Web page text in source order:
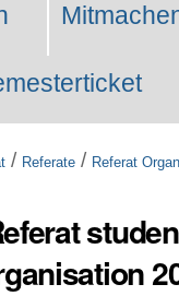
/ Referate / Referat